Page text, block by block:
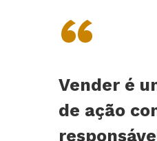
“
Vender é
de ação